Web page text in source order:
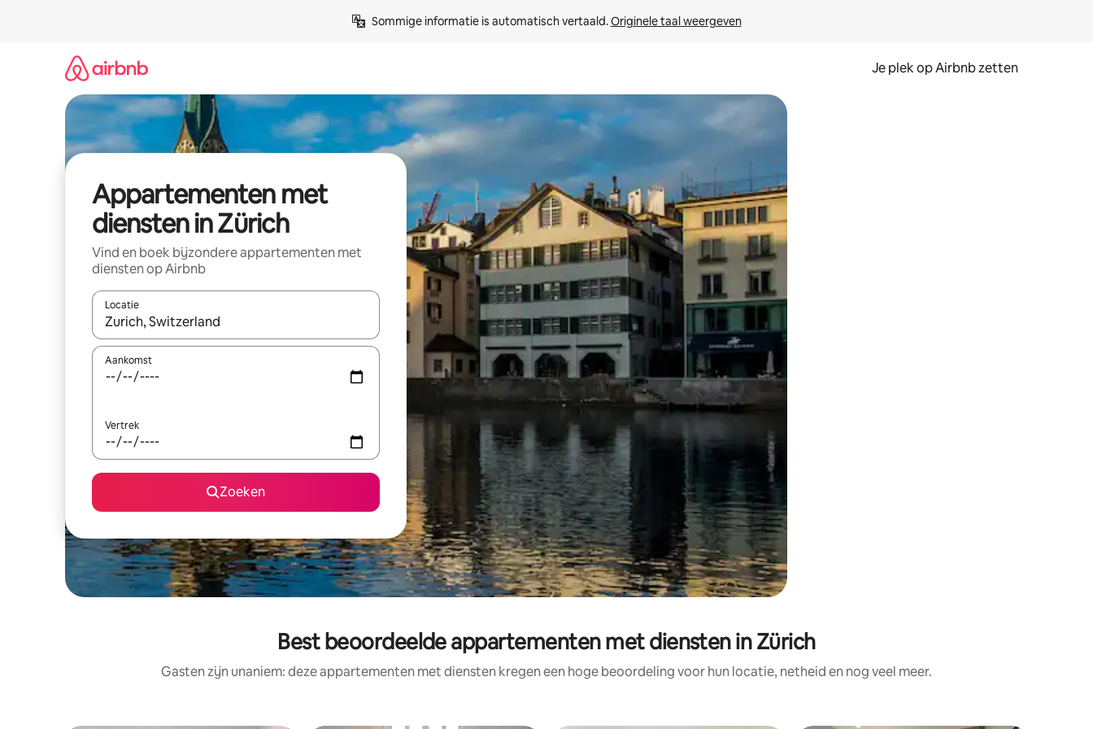
Sommige informatie is automatisch vertaald. Originele taal weergeven
Je plek op Airbnb zetten
Appartementen met
diensten in Zürich
Vind en boek bijzondere appartementen met
diensten op Airbnb
Locatie
Wanneer er resultaten beschikbaar zijn, maak je een keuze met je de pijltjestoetsen omhoog en omlaag, óf door te tikken of swipen.
Aankomst
Vertrek
Zoeken
Best beoordeelde appartementen met diensten in Zürich
Gasten zijn unaniem: deze appartementen met diensten kregen een hoge beoordeling voor hun locatie, netheid en nog veel meer.